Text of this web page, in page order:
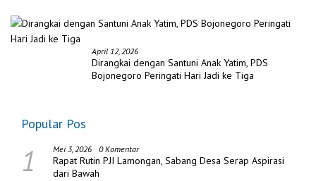
April 12, 2026
Dirangkai dengan Santuni Anak Yatim, PDS
Bojonegoro Peringati Hari Jadi ke Tiga
Popular Pos
1 Mei 3, 2026 0 Komentar
Rapat Rutin PJI Lamongan, Sabang Desa Serap Aspirasi
dari Bawah